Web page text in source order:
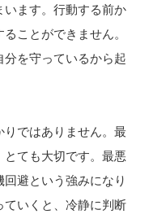
います。行動する前か
ことができません。
分を守っているから起
りではありません。最
ても大切です。最悪
避という強みになり
ていくと、冷静に判断